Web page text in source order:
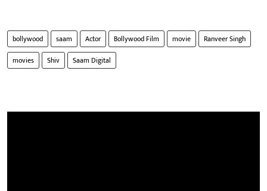
bollywood saam Actor Bollywood Film movie
Ranveer Singh
movies
Shiv Saam Digital